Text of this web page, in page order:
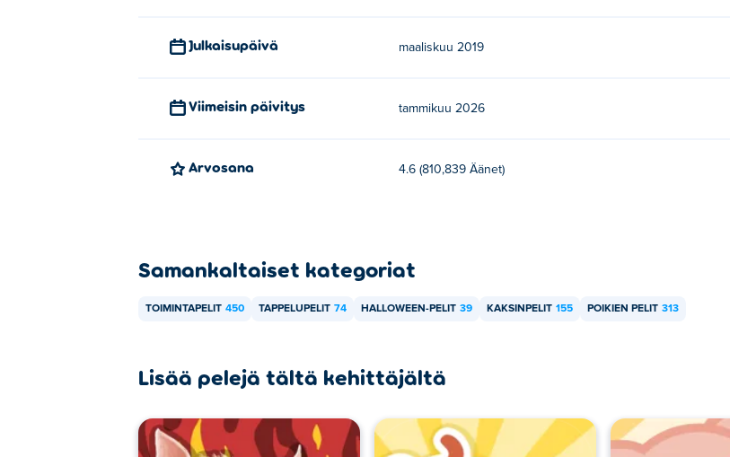
Julkaisupäivä maaliskuu 2019
Viimeisin päivitys tammikuu 2026
Arvosana 4.6 (810,839 Äänet)
Samankaltaiset kategoriat
TOIMINTAPELIT 450 TAPPELUPELIT 74 HALLOWEEN-PELIT 39 KAKSINPELIT 155 POIKIEN PELIT 313
Lisää pelejä tältä kehittäjältä